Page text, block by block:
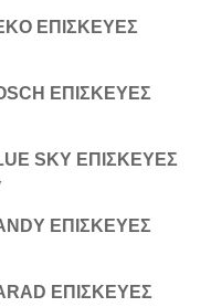
ΕΠΙΣΚΕΥΕΣ
ΕΠΙΣΚΕΥΕΣ
SKY ΕΠΙΣΚΕΥΕΣ
ΕΠΙΣΚΕΥΕΣ
ΕΠΙΣΚΕΥΕΣ